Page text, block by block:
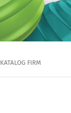
KATALOG FIRM